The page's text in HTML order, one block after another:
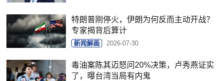
特朗普刚停火，伊朗为何反而主动开战？
专家揭背后算计
新闻解画 2026-07-30
毒油案陈其迈怒问20%决策，卢秀燕证实
了，曝台湾当局有内鬼